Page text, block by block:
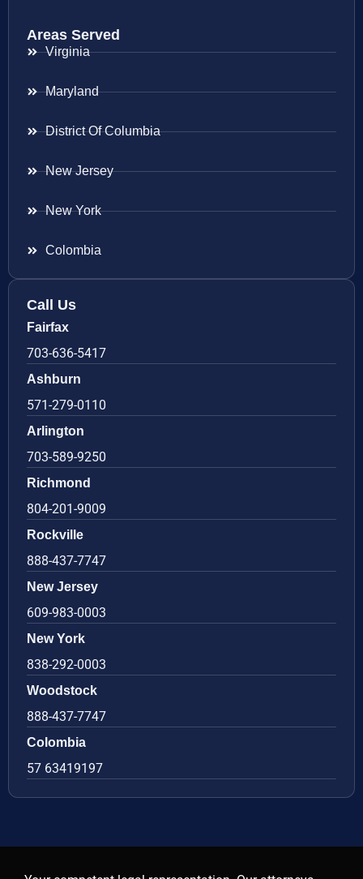
Areas Served
Virginia
Maryland
District Of Columbia
New Jersey
New York
Colombia
Call Us
Fairfax
703-636-5417
Ashburn
571-279-0110
Arlington
703-589-9250
Richmond
804-201-9009
Rockville
888-437-7747
New Jersey
609-983-0003
New York
838-292-0003
Woodstock
888-437-7747
Colombia
57 63419197